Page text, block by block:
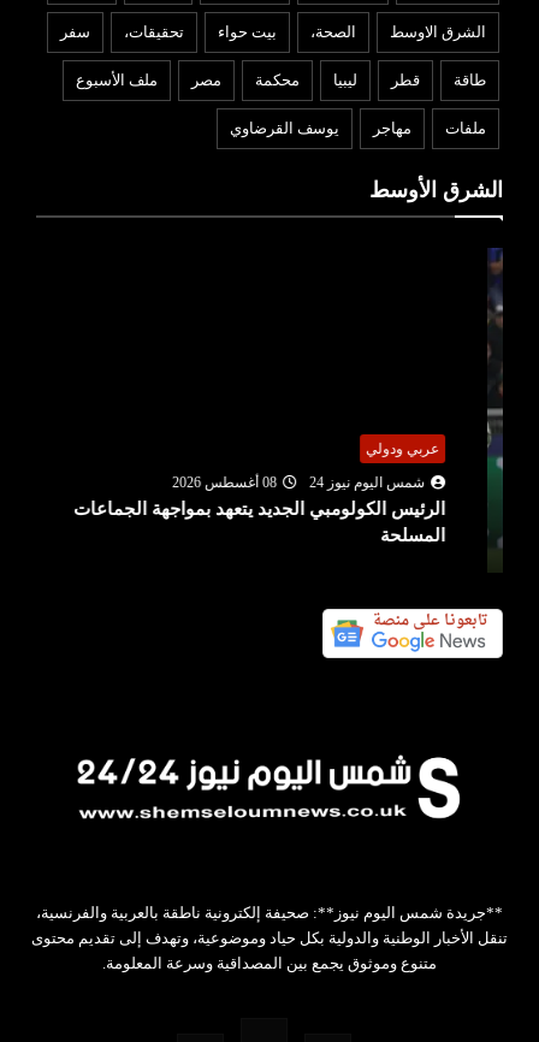
الشرق الاوسط الصحة، بيت حواء تحقيقات، سفر
طاقة قطر ليبيا محكمة مصر ملف الأسبوع
ملفات مهاجر يوسف القرضاوي
الشرق الأوسط
عربي ودولي
شمس اليوم نيوز 24
08 أغسطس 2026
الرئيس الكولومبي الجديد يتعهد بمواجهة الجماعات
المسلحة
**جريدة شمس اليوم نيوز**: صحيفة إلكترونية ناطقة بالعربية والفرنسية،
تنقل الأخبار الوطنية والدولية بكل حياد وموضوعية، وتهدف إلى تقديم محتوى
متنوع وموثوق يجمع بين المصداقية وسرعة المعلومة.